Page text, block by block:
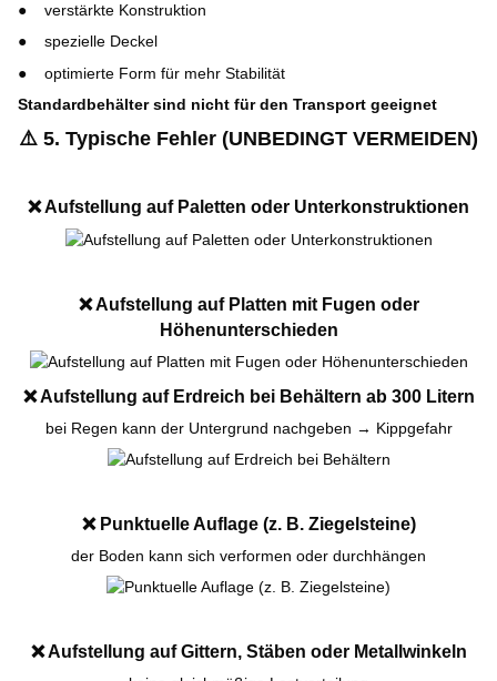
verstärkte Konstruktion
spezielle Deckel
optimierte Form für mehr Stabilität
Standardbehälter sind nicht für den Transport geeignet
⚠️ 5. Typische Fehler (UNBEDINGT VERMEIDEN)
❌Aufstellung auf Paletten oder Unterkonstruktionen
❌Aufstellung auf Platten mit Fugen oder
Höhenunterschieden
❌Aufstellung auf Erdreich bei Behältern ab 300 Litern
bei Regen kann der Untergrund nachgeben → Kippgefahr
❌Punktuelle Auflage (z. B. Ziegelsteine)
der Boden kann sich verformen oder durchhängen
❌Aufstellung auf Gittern, Stäben oder Metallwinkeln